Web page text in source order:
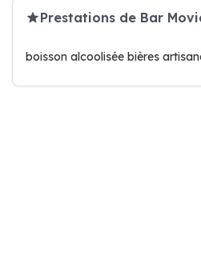
Prestations de Bar
boisson alcoolisée bières